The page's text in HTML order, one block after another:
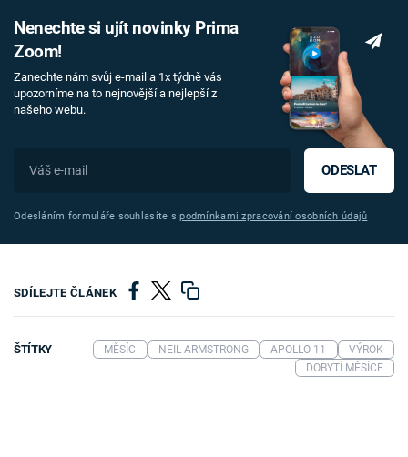
Nenechte si ujít novinky Prima
Zoom!
Zanechte nám svůj e-mail a 1x týdně vás
upozorníme na to nejnovější a nejlepší z
našeho webu.
ODESLAT
Odesláním formuláře souhlasíte spodmínkami zpracování osobních údajů
SDÍLEJTE ČLÁNEK
ŠTÍTKY MĚSÍC NEIL ARMSTRONG APOLLO 11
VÝROK
DOBYTÍ MĚSÍCE